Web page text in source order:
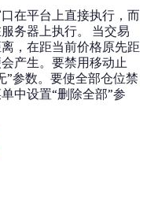
在平台上直接执行，而
务器上执行。 当交易
，在距当前价格原先距
产生。要禁用移动止
”参数。要使全部仓位禁
中设置“删除全部”参